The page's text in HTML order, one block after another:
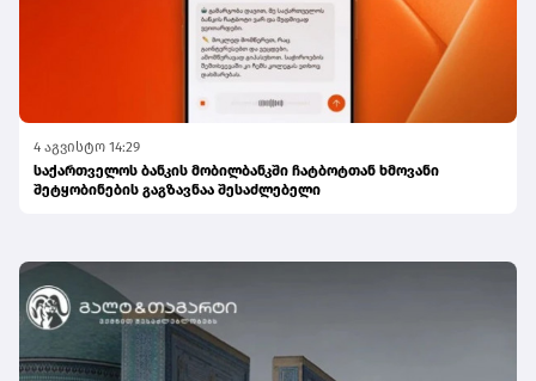
4 აგვისტო 14:29
საქართველოს ბანკის მობილბანკში ჩატბოტთან ხმოვანი
შეტყობინების გაგზავნაა შესაძლებელი